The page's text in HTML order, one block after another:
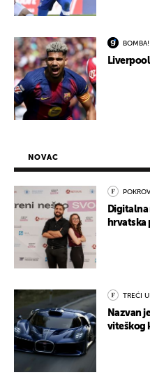
BOMBA!
NOVAC
Digitalna
hrvatska
TREĆI
Nazvan
viteškog